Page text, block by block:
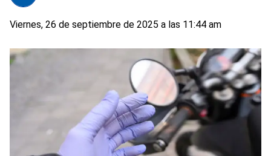
Viernes, 26 de septiembre de 2025 a las 11:44 am